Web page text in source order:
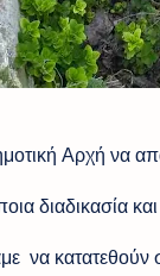
Αρχή να
διαδικασία
να κατατεθούν